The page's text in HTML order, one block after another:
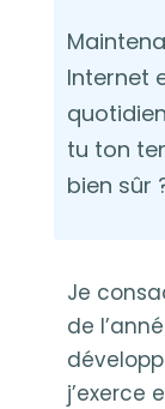
Internet
tu ton
bien sûr
Je
de
j’exerce